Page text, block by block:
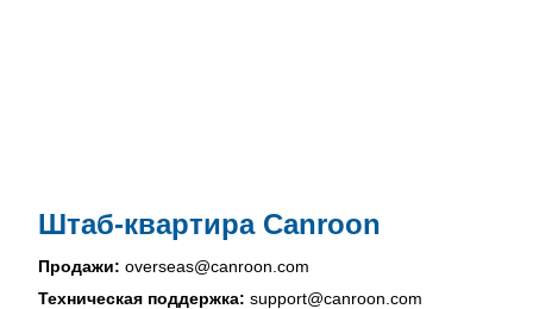
Штаб-квартира Canroon
Продажи: overseas@canroon.com
Техническая поддержка: support@canroon.com